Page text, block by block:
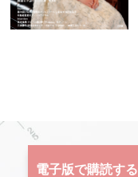
電子版で購読する